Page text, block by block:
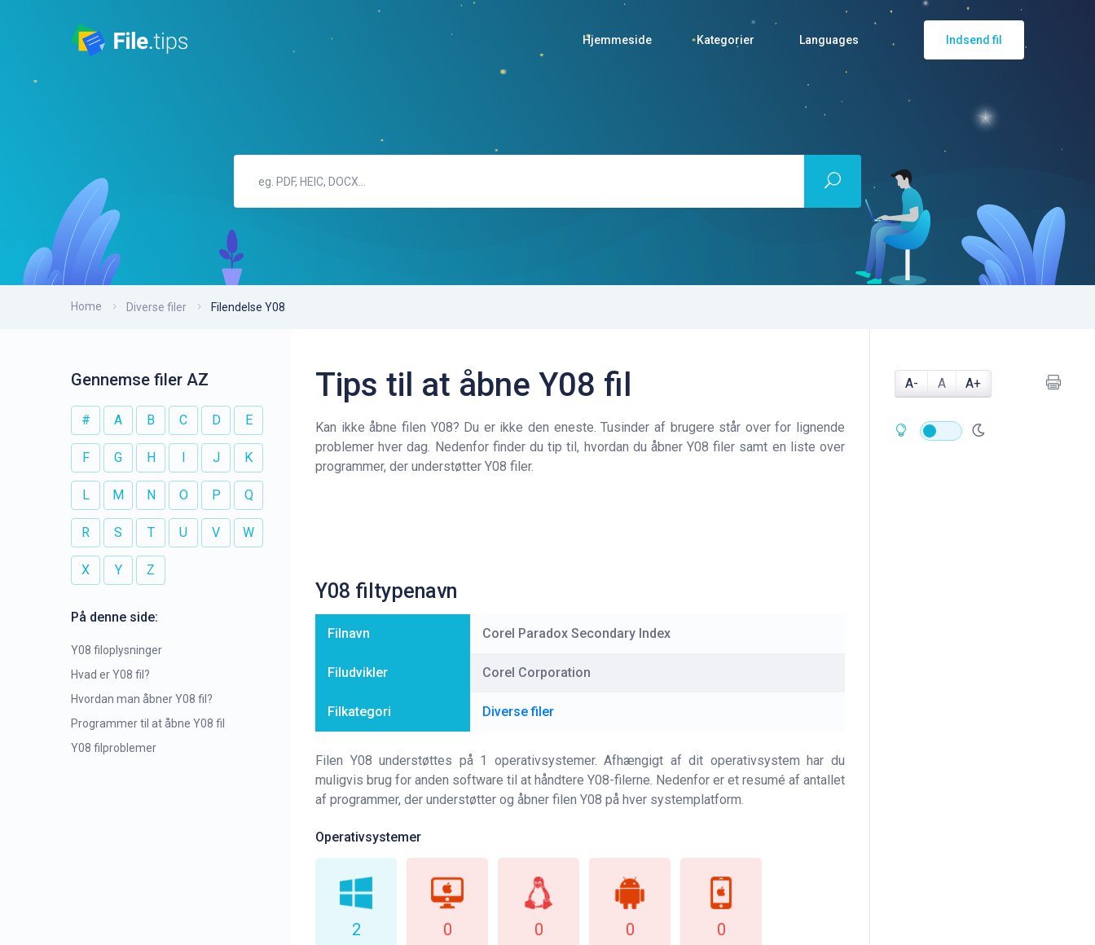
Hjemmeside Kategorier Languages Indsend fil
Home Diverse filer Filendelse Y08
Gennemse filer AZ
# A B C D E
F G H I J K
L M N O P Q
R S T U V W
X Y Z
På denne side:
Y08 filoplysninger
Hvad er Y08 fil?
Hvordan man åbner Y08 fil?
Programmer til at åbne Y08 fil
Y08 filproblemer
Tips til at åbne Y08 fil
Kan ikke åbne filen Y08? Du er ikke den eneste. Tusinder af brugere står over for lignende
problemer hver dag. Nedenfor finder du tip til, hvordan du åbner Y08 filer samt en liste over
programmer, der understøtter Y08 filer.
Y08 filtypenavn
Filnavn Corel Paradox Secondary Index
Filudvikler Corel Corporation
Filkategori Diverse filer
Filen Y08 understøttes på 1 operativsystemer. Afhængigt af dit operativsystem har du
muligvis brug for anden software til at håndtere Y08-filerne. Nedenfor er et resumé af antallet
af programmer, der understøtter og åbner filen Y08 på hver systemplatform.
Operativsystemer
2 0 0 0 0
A- A A+